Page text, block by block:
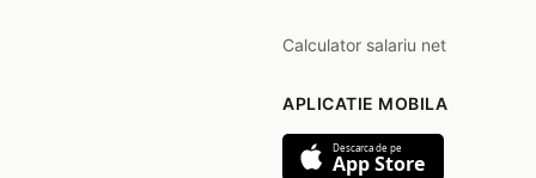
Calculator salariu net
APLICATIE MOBILA
Descarca de pe
App Store